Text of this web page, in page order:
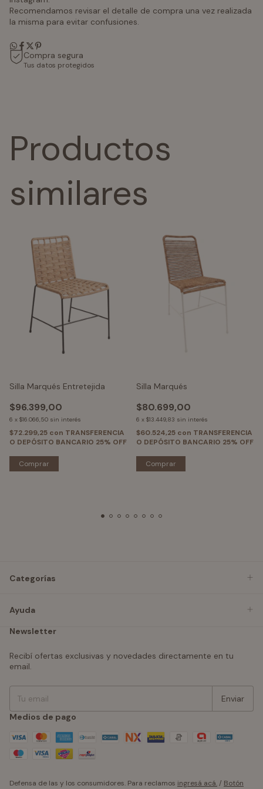
Recomendamos revisar el detalle de compra una vez realizada
la misma para evitar confusiones.
Compra segura
Tus datos protegidos
Productos
similares
Silla Marqués Entretejida
$96.399,00
6 x $16.066,50 sin interés
$72.299,25 con TRANSFERENCIA
O DEPÓSITO BANCARIO 25% OFF
Comprar
Silla Marqués
$80.699,00
6 x $13.449,83 sin interés
$60.524,25 con TRANSFERENCIA
O DEPÓSITO BANCARIO 25% OFF
Comprar
Categorías
Ayuda
Newsletter
Recibí ofertas exclusivas y novedades directamente en tu
email.
Medios de pago
Defensa de las y los consumidores. Para reclamos ingresá acá. / Botón